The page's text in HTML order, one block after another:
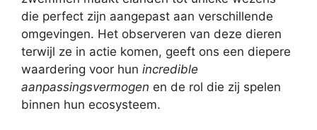
die perfect zijn aangepast aan verschillende
omgevingen. Het observeren van deze dieren
terwijl ze in actie komen, geeft ons een diepere
waardering voor hun incredible
aanpassingsvermogen en de rol die zij spelen
binnen hun ecosysteem.